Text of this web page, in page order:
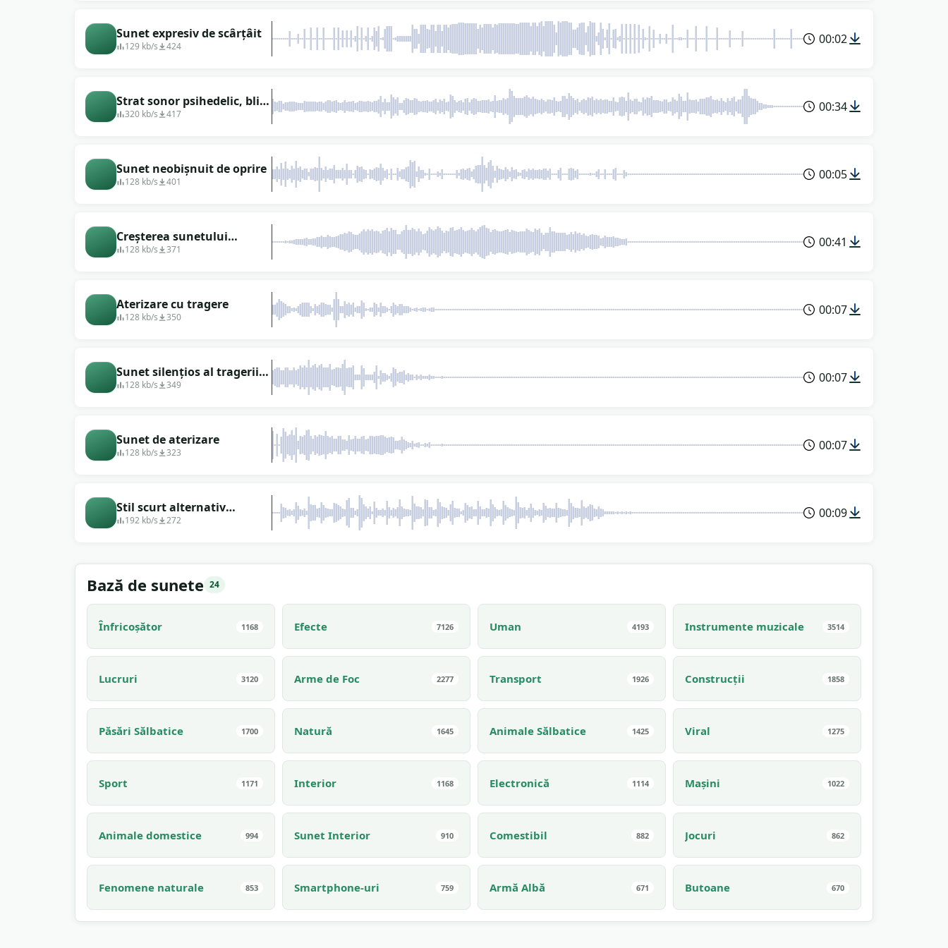
Sunet expresiv de scârțâit
129 kb/s 424 00:02
Strat sonor psihedelic, bliț,
mână rapidă, carte,
320 kb/s 417 00:34
Sunet neobișnuit de oprire
128 kb/s 401 00:05
Creșterea sunetului
motorului
128 kb/s 371 00:41
Aterizare cu tragere
128 kb/s 350 00:07
Sunet silențios al tragerii
armelor laser
128 kb/s 349 00:07
Sunet de aterizare
128 kb/s 323 00:07
Stil scurt alternativ
electronic japonez
192 kb/s 272 00:09
Bază de sunete 24
Înfricoșător 1168 Efecte 7126 Uman 4193 Instrumente muzicale 3514
Lucruri 3120 Arme de Foc 2277 Transport 1926 Construcții 1858
Păsări Sălbatice 1700 Natură 1645 Animale Sălbatice 1425 Viral 1275
Sport 1171 Interior 1168 Electronică 1114 Mașini 1022
Animale domestice 994 Sunet Interior 910 Comestibil 882 Jocuri 862
Fenomene naturale 853 Smartphone-uri 759 Armă Albă 671 Butoane 670